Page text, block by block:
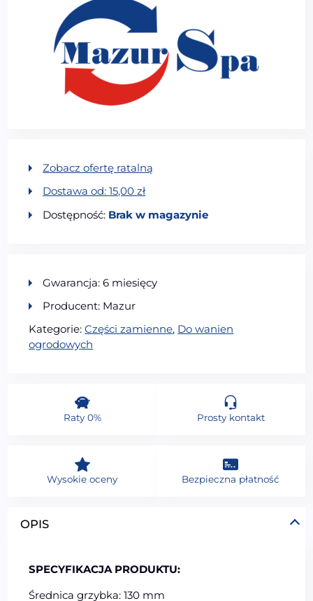
OPIS
SPECYFIKACJA PRODUKTU:
Średnica grzybka: 130 mm
Zobacz ofertę ratalną
Dostawa od:15,00zł
Dostępność: Brak w magazynie
Gwarancja: 6 miesięcy
Producent: Mazur
Kategorie:Części zamienne, Do wanien
ogrodowych
Raty 0% Prosty kontakt
Wysokie oceny Bezpieczna płatność